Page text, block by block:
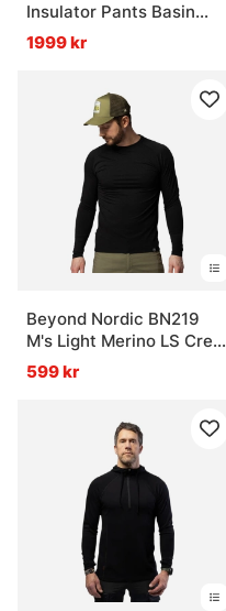
Insulator Pants Basin
Green
1999 kr
Beyond Nordic BN219
M's Light Merino LS Crew
Onyx Black
599 kr